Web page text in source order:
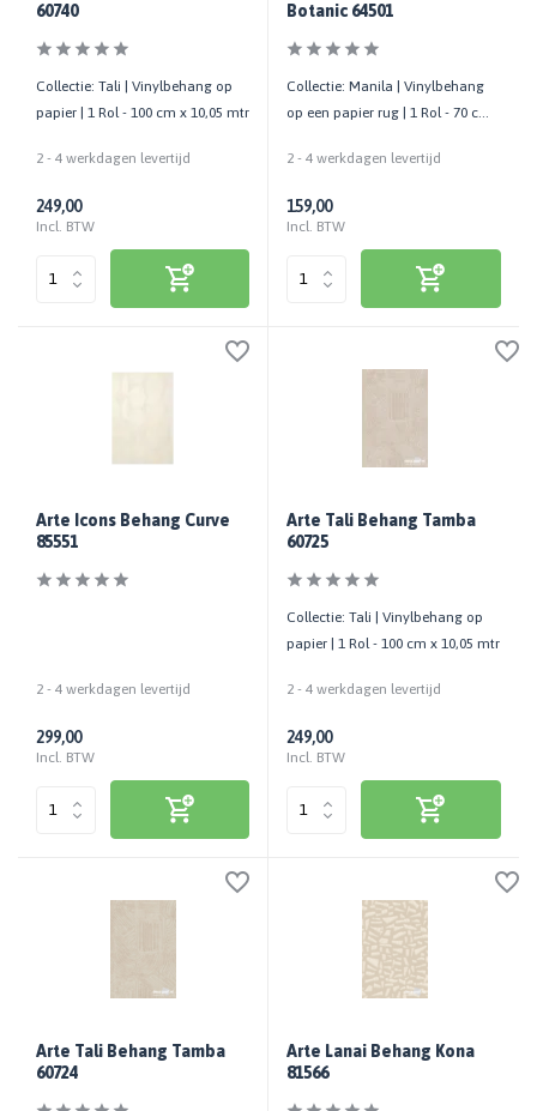
60740
Collectie: Tali | Vinylbehang op
papier | 1 Rol - 100 cm x 10,05 mtr
2 - 4 werkdagen levertijd
249,00
Incl. BTW
Botanic 64501
Collectie: Manila | Vinylbehang
op een papier rug | 1 Rol - 70 cm
2 - 4 werkdagen levertijd
159,00
Incl. BTW
Arte Icons Behang Curve
85551
2 - 4 werkdagen levertijd
299,00
Incl. BTW
Arte Tali Behang Tamba
60725
Collectie: Tali | Vinylbehang op
papier | 1 Rol - 100 cm x 10,05 mtr
2 - 4 werkdagen levertijd
249,00
Incl. BTW
Arte Tali Behang Tamba
60724
Arte Lanai Behang Kona
81566